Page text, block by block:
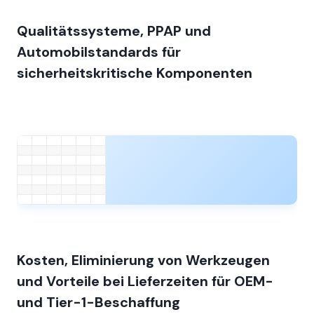
Qualitätssysteme, PPAP und
Automobilstandards für
sicherheitskritische Komponenten
Kosten, Eliminierung von Werkzeugen
und Vorteile bei Lieferzeiten für OEM-
und Tier-1-Beschaffung